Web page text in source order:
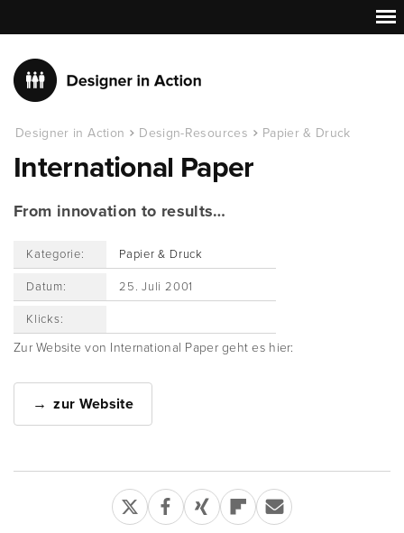
Designer in Action Design-Resources Papier & Druck
International Paper
From innovation to results…
Kategorie: Papier & Druck
Datum: 25. Juli 2001
Klicks:
Zur Website von International Paper geht es hier:
zur Website